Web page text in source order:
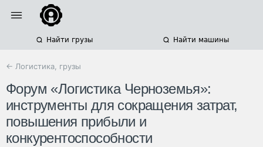
Найти грузы Найти машины
← Логистика, грузы
Форум «Логистика Черноземья»:
инструменты для сокращения затрат,
повышения прибыли и
конкурентоспособности